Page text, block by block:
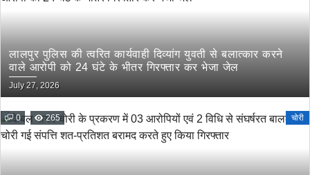
लालपुर पुलिस की त्वरित कार्यवाही दिव्यांग युवती से बलात्कार करने
वाले आरोपी को 24 घंटे के भीतर गिरफ्तार कर भेजा जेल
July 27, 2026
0 265 चोरी